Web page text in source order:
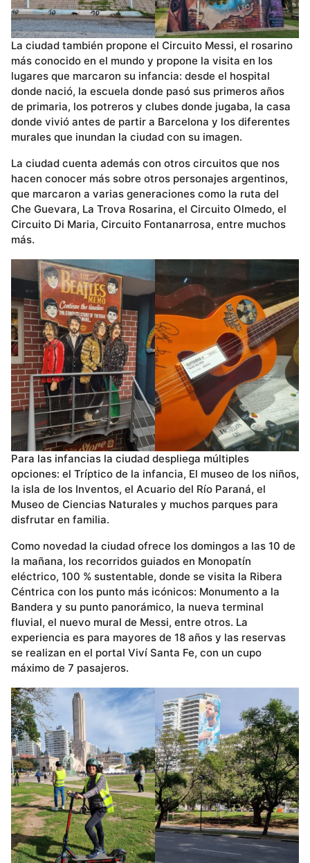
La ciudad también propone el Circuito Messi, el rosarino
más conocido en el mundo y propone la visita en los
lugares que marcaron su infancia: desde el hospital
donde nació, la escuela donde pasó sus primeros años
de primaria, los potreros y clubes donde jugaba, la casa
donde vivió antes de partir a Barcelona y los diferentes
murales que inundan la ciudad con su imagen.
La ciudad cuenta además con otros circuitos que nos
hacen conocer más sobre otros personajes argentinos,
que marcaron a varias generaciones como la ruta del
Che Guevara, La Trova Rosarina, el Circuito Olmedo, el
Circuito Di Maria, Circuito Fontanarrosa, entre muchos
más.
Para las infancias la ciudad despliega múltiples
opciones: el Tríptico de la infancia, El museo de los niños,
la isla de los Inventos, el Acuario del Río Paraná, el
Museo de Ciencias Naturales y muchos parques para
disfrutar en familia.
Como novedad la ciudad ofrece los domingos a las 10 de
la mañana, los recorridos guiados en Monopatín
eléctrico, 100 % sustentable, donde se visita la Ribera
Céntrica con los punto más icónicos: Monumento a la
Bandera y su punto panorámico, la nueva terminal
fluvial, el nuevo mural de Messi, entre otros. La
experiencia es para mayores de 18 años y las reservas
se realizan en el portal Viví Santa Fe, con un cupo
máximo de 7 pasajeros.